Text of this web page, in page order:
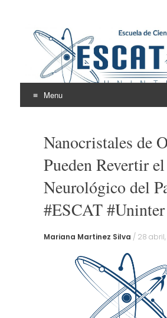
Escuela de
Artes y
ESCAT
Menu
contentNanocristales de
Pueden Revertir
Neurológico del
#ESCAT
Mariana Martinez Silva / 28